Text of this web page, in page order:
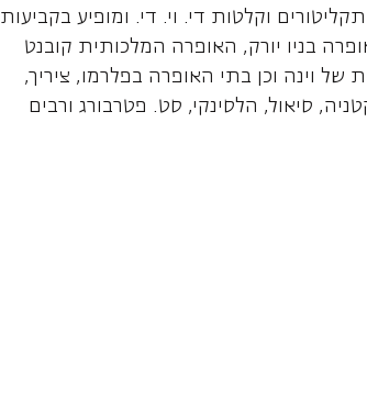
וקלטות די. וי. די. ומופיע בקביעות
בניו יורק, האופרה המלכותית קובנט
וינה וכן בתי האופרה בפלרמו, ציריך,
סיאול, הלסינקי, סט. פטרבורג ורבים